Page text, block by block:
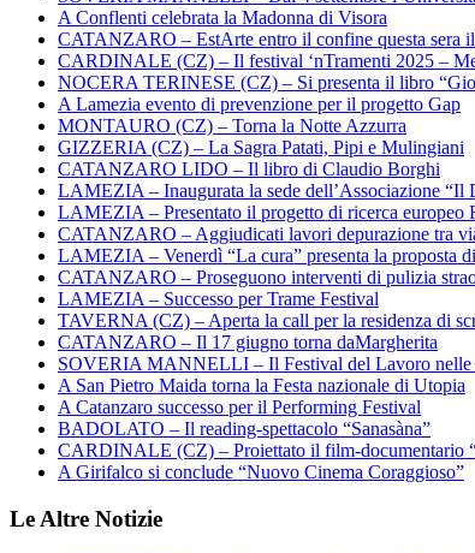
A Conflenti celebrata la Madonna di Visora
CATANZARO – EstArte entro il confine questa sera
CARDINALE (CZ) – Il festival ‘nTramenti 2025 –
NOCERA TERINESE (CZ) – Si presenta il libro
A Lamezia evento di prevenzione per il progetto Gap
MONTAURO (CZ) – Torna la Notte Azzurra
GIZZERIA (CZ) – La Sagra Patati, Pipi e Mulingiani
CATANZARO LIDO – Il libro di Claudio Borghi
LAMEZIA – Inaugurata la sede dell’Associazione “Il
LAMEZIA – Presentato il progetto di ricerca europeo
CATANZARO – Aggiudicati lavori depurazione tra
LAMEZIA – Venerdì “La cura” presenta la proposta
CATANZARO – Proseguono interventi di pulizia
LAMEZIA – Successo per Trame Festival
TAVERNA (CZ) – Aperta la call per la residenza di
CATANZARO – Il 17 giugno torna daMargherita
SOVERIA MANNELLI – Il Festival del Lavoro nelle
A San Pietro Maida torna la Festa nazionale di Utopia
A Catanzaro successo per il Performing Festival
BADOLATO – Il reading-spettacolo “Sanasàna”
CARDINALE (CZ) – Proiettato il film-documentario
A Girifalco si conclude “Nuovo Cinema Coraggioso”
Le Altre Notizie